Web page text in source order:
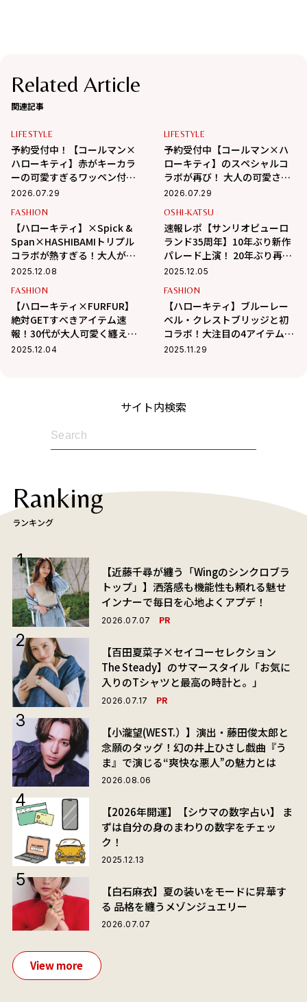
Related Article
関連記事
LIFESTYLE
予約受付中！【コールマン×
ハローキティ】赤がキーカラ
ーの可愛すぎるワッペン付き
ポーチ♡
2026.07.29
LIFESTYLE
予約受付中【コールマン×ハ
ローキティ】のスペシャルコ
ラボが再び！ 大人の可愛さが
つまった大容量エコバッグが
2026.07.29
FASHION
【ハローキティ】×Spick &
Span×HASHIBAMIトリプル
コラボが熱すぎる！大人がさ
りげなく楽しめるアイテムを
2025.12.08
OSHI-KATSU
速報レポ【サンリオピューロ
ランド35周年】10年ぶり新作
パレード上演！ 20年ぶり再訪
で判明した「大人を虜にす
2025.12.05
FASHION
【ハローキティ×FURFUR】
絶対GETすべきアイテム速
報！30代が大人可愛く纏える
♡
2025.12.04
FASHION
【ハローキティ】ブルーレー
ベル・クレストブリッジと初
コラボ！大注目の4アイテムを
紹介
2025.11.29
サイト内検索
Ranking
ランキング
【近藤千尋が纏う「Wingのシンクロブラ
トップ」】洒落感も機能性も頼れる魅せ
インナーで毎日を心地よくアプデ！
2026.07.07 PR
【百田夏菜子×セイコーセレクション
The Steady】のサマースタイル「お気に
入りのTシャツと最高の時計と。」
2026.07.17 PR
【小瀧望(WEST.）】演出・藤田俊太郎と
念願のタッグ！幻の井上ひさし戯曲『う
ま』で演じる“爽快な悪人”の魅力とは
2026.08.06
【2026年開運】【シウマの数字占い】 ま
ずは自分の身のまわりの数字をチェッ
ク！
2025.12.13
【白石麻衣】夏の装いをモードに昇華す
る 品格を纏うメゾンジュエリー
2026.07.07
View more